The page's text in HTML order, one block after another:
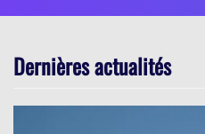
Dernières actualités